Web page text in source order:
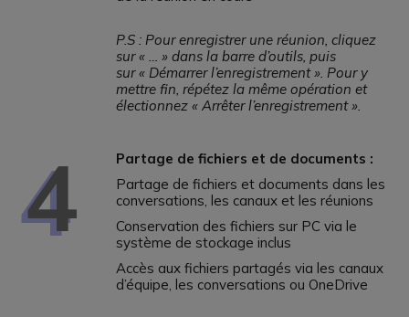
P.S : Pour enregistrer une réunion, cliquez
sur « … » dans la barre d’outils, puis
sur « Démarrer l’enregistrement ». Pour y
mettre fin, répétez la même opération et
électionnez « Arrêter l’enregistrement ».
4
Partage de fichiers et de documents :
Partage de fichiers et documents dans les
conversations, les canaux et les réunions
Conservation des fichiers sur PC via le
système de stockage inclus
Accès aux fichiers partagés via les canaux
d’équipe, les conversations ou OneDrive